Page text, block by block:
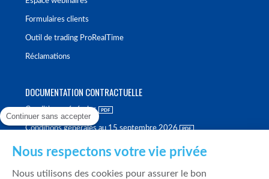
Formulaires clients
Outil de trading ProRealTime
Réclamations
DOCUMENTATION CONTRACTUELLE
Conditions générales
Conditions générales au 15 septembre 2026
Continuer sans accepter
Nous respectons votre vie privée
Nous utilisons des cookies pour assurer le bon